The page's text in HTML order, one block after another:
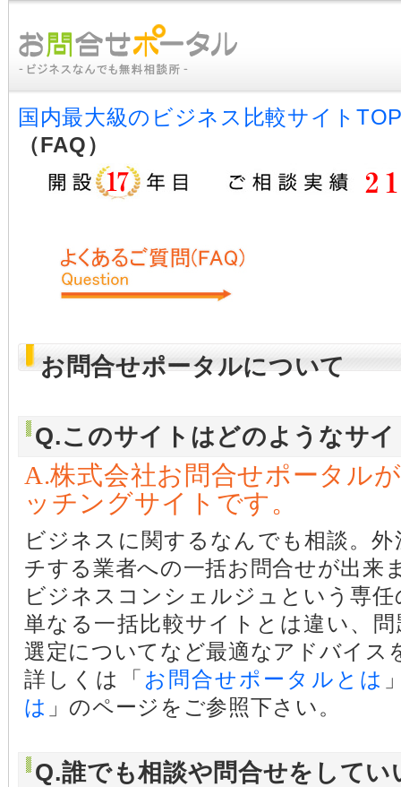
国内最大級のビジネス比較サイト
（FAQ）
お問合せポータルについて
Q.このサイトはどのようなサ
A.株式会社お問合せポータル
ッチングサイトです。
ビジネスに関するなんでも相談。
チする業者への一括お問合せが出来
ビジネスコンシェルジュという専
単なる一括比較サイトとは違い、
選定についてなど最適なアドバイス
詳しくは「 お問合せポータルとは
は 」のページをご参照下さい。
Q.誰でも相談や問合せをして